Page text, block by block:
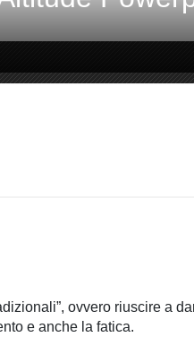
ovvero riuscire a
e anche la fatica.